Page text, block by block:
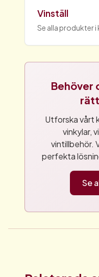
Vinställ
Se alla produkter
Behöver
Utforska vårt
vinkylar,
vintillbehör.
perfekta
Se